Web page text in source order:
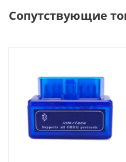
между водителем и
ряда смотрят на экран
под разными глазами
контрастность и
значение при ярком
позволяет протирать
Сопутствующие